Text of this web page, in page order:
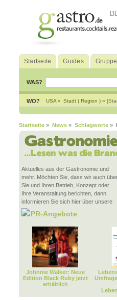
Startseite Guides
WAS?
WO? USA » Stadt ( Region ) »
Startseite » News » Schlagworte »
Aktuelles aus der Gastronomie und
mehr. Möchten Sie, dass wir auch
Sie und Ihren Betrieb, Konzept oder
Ihre Veranstaltung berichten, dann
informieren Sie sich hier über unsere
PR-Angebote
Johnnie Walker: Neue
Edition Black Ruby jetzt
erhältlich